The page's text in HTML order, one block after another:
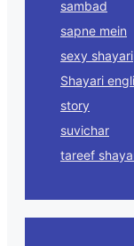
sambad
sapne mein
sexy shayari
Shayari
story
suvichar
tareef